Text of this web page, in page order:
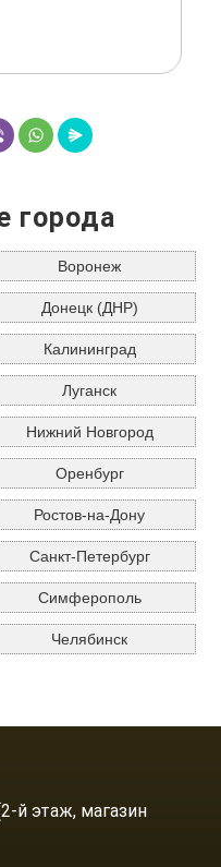
города
Воронеж
Донецк (ДНР)
Калининград
Луганск
Нижний Новгород
Оренбург
Ростов-на-Дону
Санкт-Петербург
Симферополь
Челябинск
й этаж, магазин